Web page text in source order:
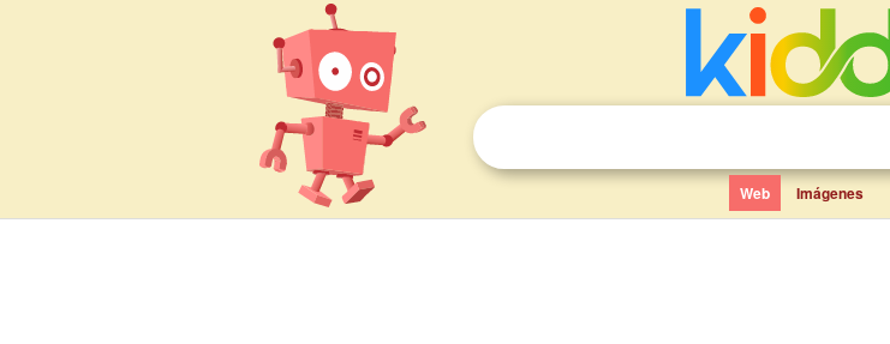
Web Imágenes